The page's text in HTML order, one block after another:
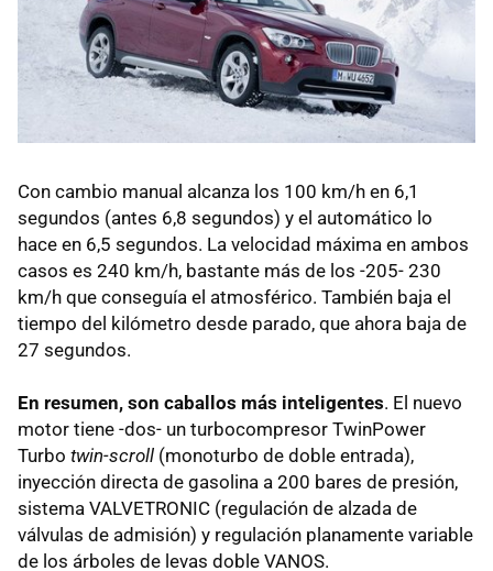
Con cambio manual alcanza los 100 km/h en 6,1
segundos (antes 6,8 segundos) y el automático lo
hace en 6,5 segundos. La velocidad máxima en ambos
casos es 240 km/h, bastante más de los -205- 230
km/h que conseguía el atmosférico. También baja el
tiempo del kilómetro desde parado, que ahora baja de
27 segundos.
En resumen, son caballos más inteligentes. El nuevo
motor tiene -dos- un turbocompresor TwinPower
Turbo twin-scroll (monoturbo de doble entrada),
inyección directa de gasolina a 200 bares de presión,
sistema VALVETRONIC (regulación de alzada de
válvulas de admisión) y regulación planamente variable
de los árboles de levas doble VANOS.